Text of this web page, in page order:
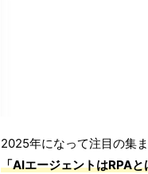
2025年になって注目の集
「AIエージェントはRPA